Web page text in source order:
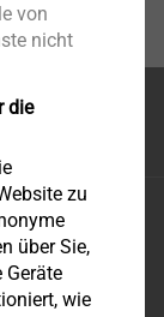
von
nicht
die
zu
über Sie,
Geräte
wie